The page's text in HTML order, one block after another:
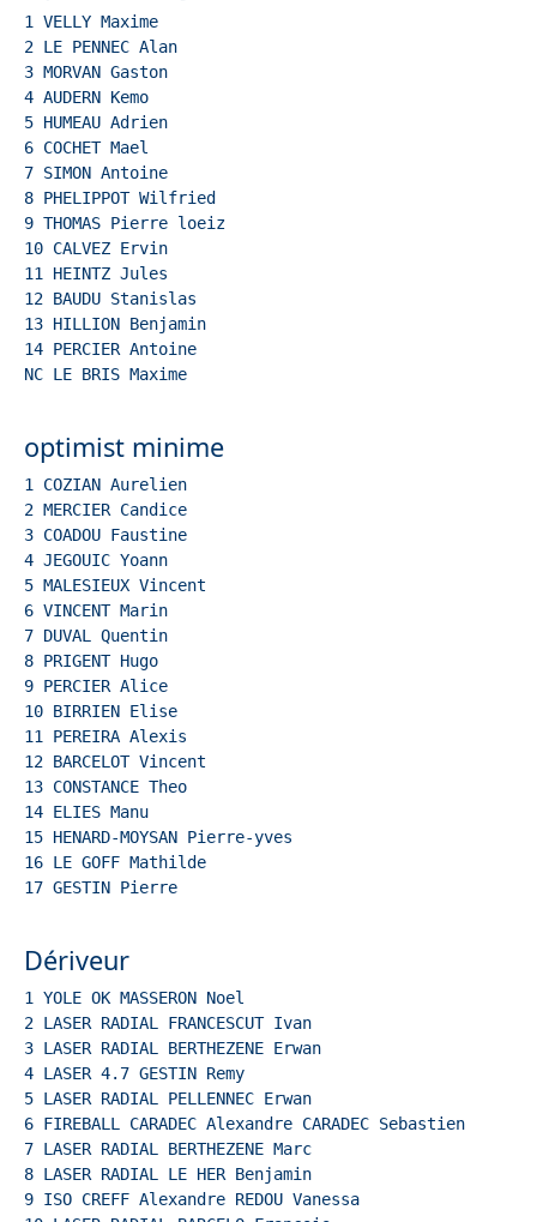
1 VELLY Maxime
2 LE PENNEC Alan
3 MORVAN Gaston
4 AUDERN Kemo
5 HUMEAU Adrien
6 COCHET Mael
7 SIMON Antoine
8 PHELIPPOT Wilfried
9 THOMAS Pierre loeiz
10 CALVEZ Ervin
11 HEINTZ Jules
12 BAUDU Stanislas
13 HILLION Benjamin
14 PERCIER Antoine
NC LE BRIS Maxime
optimist minime
1 COZIAN Aurelien
2 MERCIER Candice
3 COADOU Faustine
4 JEGOUIC Yoann
5 MALESIEUX Vincent
6 VINCENT Marin
7 DUVAL Quentin
8 PRIGENT Hugo
9 PERCIER Alice
10 BIRRIEN Elise
11 PEREIRA Alexis
12 BARCELOT Vincent
13 CONSTANCE Theo
14 ELIES Manu
15 HENARD-MOYSAN Pierre-yves
16 LE GOFF Mathilde
17 GESTIN Pierre
Dériveur
1 YOLE OK MASSERON Noel
2 LASER RADIAL FRANCESCUT Ivan
3 LASER RADIAL BERTHEZENE Erwan
4 LASER 4.7 GESTIN Remy
5 LASER RADIAL PELLENNEC Erwan
6 FIREBALL CARADEC Alexandre CARADEC Sebastien
7 LASER RADIAL BERTHEZENE Marc
8 LASER RADIAL LE HER Benjamin
9 ISO CREFF Alexandre REDOU Vanessa